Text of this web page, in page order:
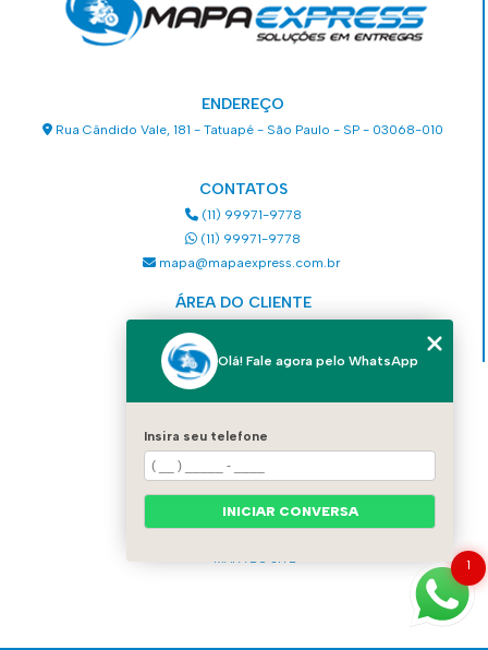
ENDEREÇO
Rua Cândido Vale, 181 - Tatuapé - São Paulo - SP - 03068-010
CONTATOS
(11) 99971-9778
(11) 99971-9778
mapa@mapaexpress.com.br
ÁREA DO CLIENTE
QUEM SOMOS
CONTATO
MAPA DO SITE
1
Olá! Fale agora pelo WhatsApp
Insira seu telefone
INICIAR CONVERSA